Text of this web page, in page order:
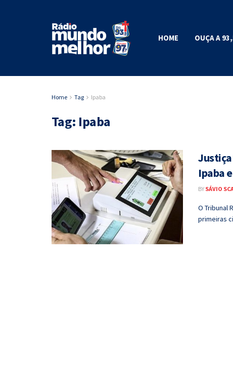
HOME OUÇA A
Home Tag Ipaba
Tag: Ipaba
Ipaba
BY SÁVIO
O Tribunal
primeiras